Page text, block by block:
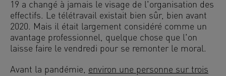
19 a changé à jamais le visage de l'organisation des
effectifs. Le télétravail existait bien sûr, bien avant
2020. Mais il était largement considéré comme un
avantage professionnel, quelque chose que l'on
laisse faire le vendredi pour se remonter le moral.
Avant la pandémie, environ une personne sur trois